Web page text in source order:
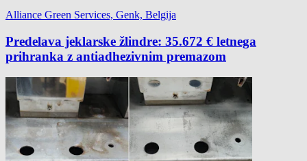
Alliance Green Services, Genk, Belgija
Predelava jeklarske žlindre: 35.672 € letnega
prihranka z antiadhezivnim premazom